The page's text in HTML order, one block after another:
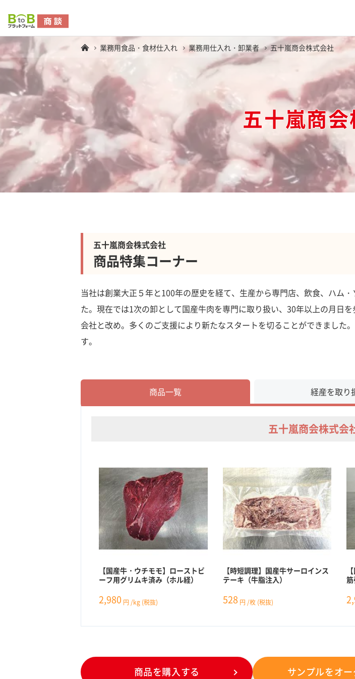
業務用食品・食材仕入れ 業務用仕入れ・卸業者 五十嵐商会株式会社
五十嵐商
五十嵐商会株式会社
商品特集コーナー
当社は創業大正５年と100年の歴史を経て、生産から専門店、飲食、ハム
た。現在では1次の卸として国産牛肉を専門に取り扱い、30年以上の月日
会社と改め。多くのご支援により新たなスタートを切ることができました
す。
商品一覧 経産を取り
五十嵐商会株式会
【国産牛・ウチモモ】ローストビ
ーフ用グリムキ済み（ホル経）
2,980 円 /kg (税抜)
【時短調理】国産牛サーロインス
テーキ（牛脂注入）
528 円 /枚 (税抜)
商品を購入する サンプルをオ